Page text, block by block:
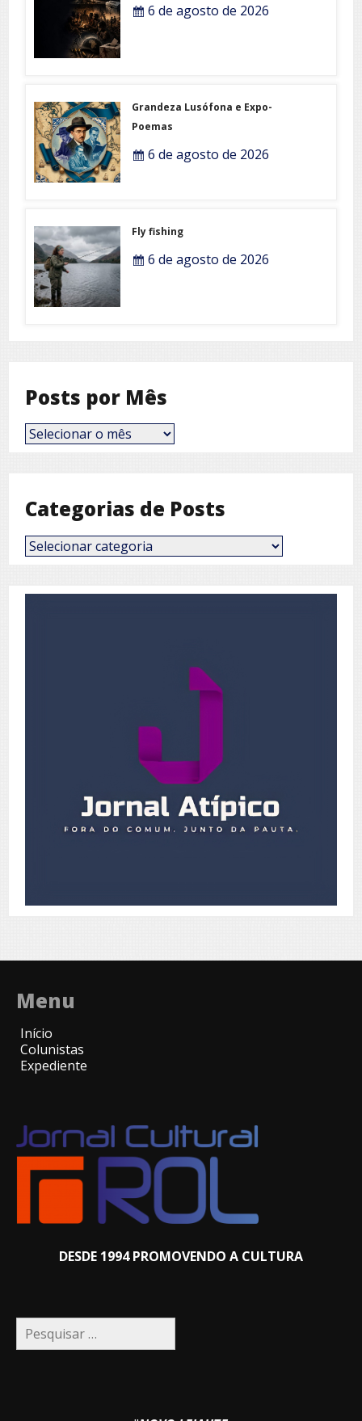
6 de agosto de 2026
Grandeza Lusófona e Expo-
Poemas
6 de agosto de 2026
Fly fishing
6 de agosto de 2026
Posts por Mês
Posts
por
Categorias de Posts
Categorias
de
Menu
Início
Colunistas
Expediente
DESDE 1994 PROMOVENDO A CULTURA
Pesquisar
por: